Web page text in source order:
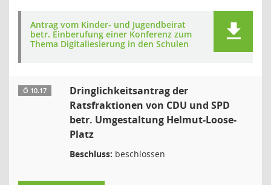
Antrag vom Kinder- und Jugendbeirat
betr. Einberufung einer Konferenz zum
Thema Digitaliesierung in den Schulen
Ö 10.17
Dringlichkeitsantrag der
Ratsfraktionen von CDU und SPD
betr. Umgestaltung Helmut-Loose-
Platz
Beschluss: beschlossen